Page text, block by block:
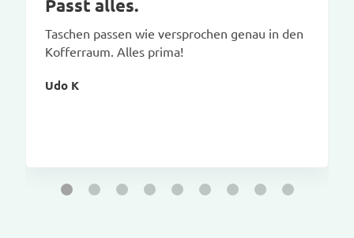
Passt alles.
Taschen passen wie versprochen genau in den
Kofferraum. Alles prima!
Udo K